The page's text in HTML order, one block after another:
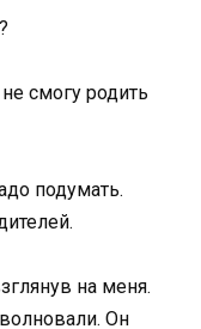
смогу родить
подумать.
на меня.
Он